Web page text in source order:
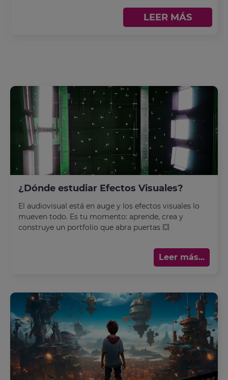
LEER MÁS
¿Dónde estudiar Efectos Visuales?
El audiovisual está en auge y los efectos visuales lo
mueven todo. Es tu momento: aprende, crea y
construye un portfolio que abra puertas 💥
Leer más...